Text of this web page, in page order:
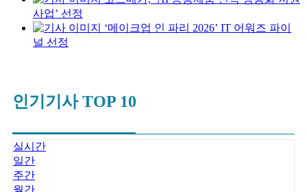
사업’ 선정
‘메이크업 인 파리 2026’ IT 어워즈 파이
널 선정
인기기사 TOP 10
실시간
일간
주간
월간